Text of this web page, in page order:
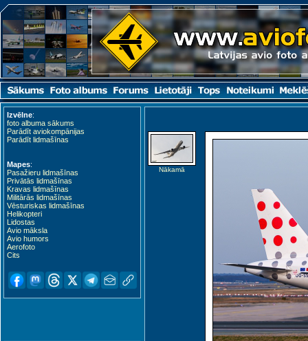
Izvēlne:
foto albuma sākums
Parādīt aviokompānijas
Parādīt lidmašīnas
Mapes:
Pasažieru lidmašīnas
Privātās lidmašīnas
Kravas lidmašīnas
Militārās lidmašīnas
Vēsturiskas lidmašīnas
Helikopteri
Lidostas
Avio māksla
Avio humors
Aerofoto
Cits
Nākamā